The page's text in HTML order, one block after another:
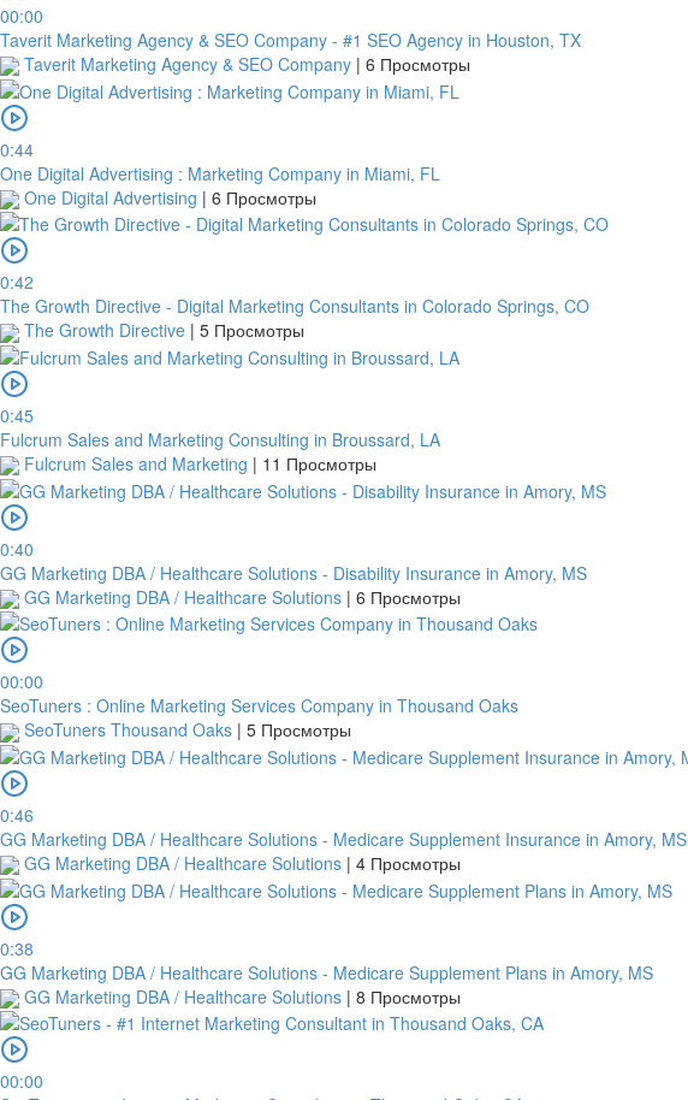
00:00
Taverit Marketing Agency & SEO Company - #1 SEO Agency in Houston, TX
Taverit Marketing Agency & SEO Company | 6 Просмотры
0:44
One Digital Advertising : Marketing Company in Miami, FL
One Digital Advertising | 6 Просмотры
0:42
The Growth Directive - Digital Marketing Consultants in Colorado Springs, CO
The Growth Directive | 5 Просмотры
0:45
Fulcrum Sales and Marketing Consulting in Broussard, LA
Fulcrum Sales and Marketing | 11 Просмотры
0:40
GG Marketing DBA / Healthcare Solutions - Disability Insurance in Amory, MS
GG Marketing DBA / Healthcare Solutions | 6 Просмотры
00:00
SeoTuners : Online Marketing Services Company in Thousand Oaks
SeoTuners Thousand Oaks | 5 Просмотры
0:46
GG Marketing DBA / Healthcare Solutions - Medicare Supplement Insurance in Amory, MS
GG Marketing DBA / Healthcare Solutions | 4 Просмотры
0:38
GG Marketing DBA / Healthcare Solutions - Medicare Supplement Plans in Amory, MS
GG Marketing DBA / Healthcare Solutions | 8 Просмотры
00:00